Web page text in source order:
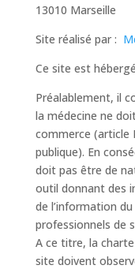
13010 Marseille
Site réalisé par :
Ce site est
Préalablement, il
la médecine ne
commerce (article
publique). En
doit pas être de
outil donnant des
de l’information
professionnels de
A ce titre, la
site doivent